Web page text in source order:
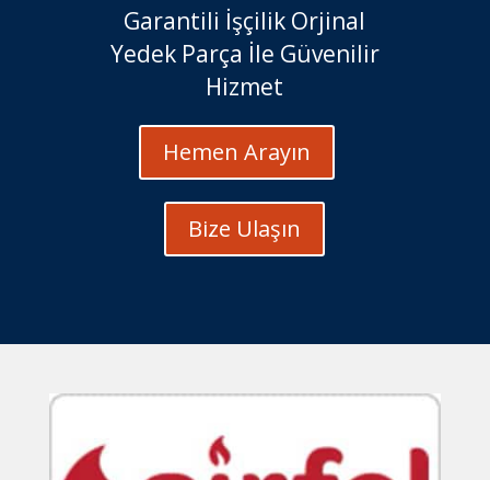
Garantili İşçilik Orjinal
Yedek Parça İle Güvenilir
Hizmet
Hemen Arayın
Bize Ulaşın